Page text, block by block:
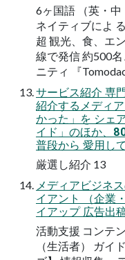
6ヶ国語 （英・
ネイティブによ
超 観光、食、エ
線で発信 約500
ニティ 『
サービス紹介 専
紹介するメディ
かった」を シェ
イド」のほか、
普段から 愛用し
厳選し紹介 13
メディアビジネ
イアント （企業
イアップ 広告出
活動支援 コンテ
（生活者） ガイ